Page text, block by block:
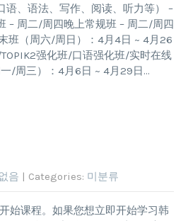
语、语法、写作、阅读、听力等） –
– 周二/周四晚上常规班 – 周二/周四
班（周六/周日）：4月4日 ~ 4月26
强化班/口语强化班/实时在线
/周三）：4月6日 ~ 4月29日…
음 | Categories: 미분류
始课程。如果您想立即开始学习韩